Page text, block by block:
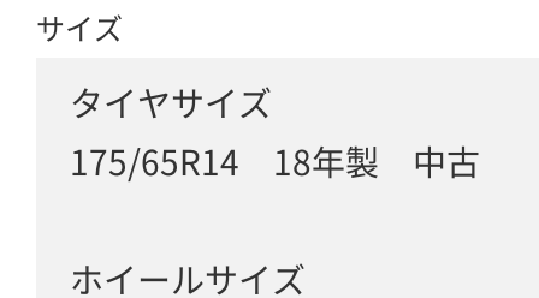
サイズ
タイヤサイズ
175/65R14 18年製 中古
ホイールサイズ